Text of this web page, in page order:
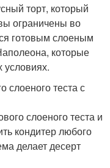
торт, который
ограничены во
готовым слоеным
которые
слоеного теста с
слоеного теста и
кондитер любого
делает десерт